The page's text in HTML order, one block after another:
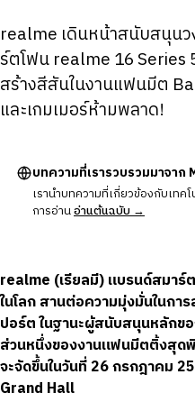
realme เดินหน้าสนับสนุน
ร์ตโฟน realme 16 Series
สร้างสีสันในงานแฟนมีต
และเกมเมอร์ห้ามพลาด!
บทความที่เรารวบรวมมาจาก
เรานำบทความที่เกี่ยวข้องกับเทค
การอ่านอ่านต้นฉบับ →
realme (เรียลมี) แบรนด์สมาร์
ในโลก สานต่อความมุ่งมั่นในก
ปอร์ต ในฐานะผู้สนับสนุนหลักข
ส่วนหนึ่งของงานแฟนมีตติ้งสุด
จะจัดขึ้นในวันที่ 26 กรกฎาคม
Grand Hall